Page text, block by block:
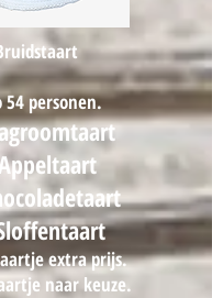
54personen.
extra prijs.
naar keuze.